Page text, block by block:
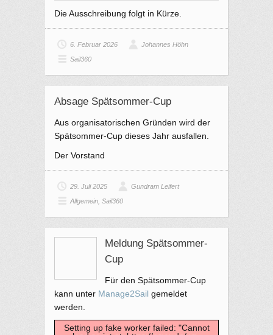
Die Ausschreibung folgt in Kürze.
6. Februar 2026
Johannes Höhn
Sail360
Absage Spätsommer-Cup
Aus organisatorischen Gründen wird der
Spätsommer-Cup dieses Jahr ausfallen.
Der Vorstand
29. Juli 2025
Gundram Leifert
Allgemein Sail360
Meldung Spätsommer-
Cup
Für den Spätsommer-Cup
kann unter Manage2Sail gemeldet
werden.
Setting up fake worker failed: "Cannot